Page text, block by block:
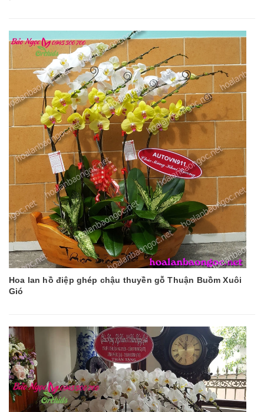
Hoa lan hồ điệp ghép chậu thuyền gỗ Thuận Buồm Xuôi
Gió